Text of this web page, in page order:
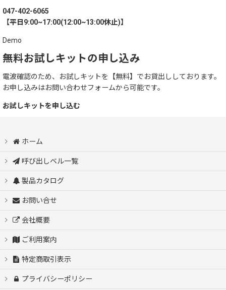
047-402-6065
【平日9:00~17:00(12:00~13:00休止)】
Demo
無料お試しキットの申し込み
電波確認のため、お試しキットを【無料】でお貸出ししております。
お申し込みはお問い合わせフォームから可能です。
お試しキットを申し込む
ホーム
呼び出しベル一覧
製品カタログ
お問い合せ
会社概要
ご利用案内
特定商取引表示
プライバシーポリシー